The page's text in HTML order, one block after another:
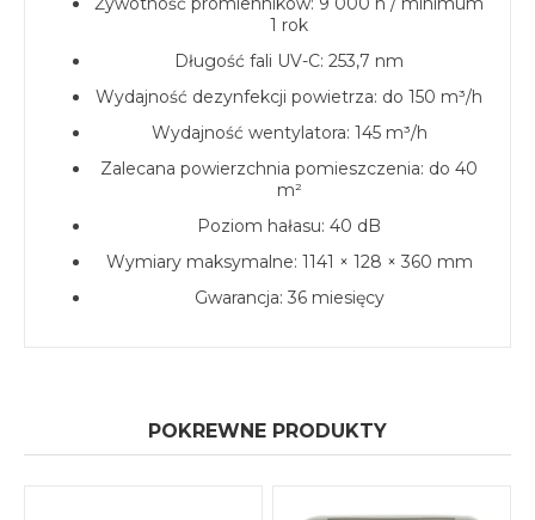
1 rok
Długość fali UV-C: 253,7 nm
Wydajność dezynfekcji powietrza: do 150 m³/h
Wydajność wentylatora: 145 m³/h
Zalecana powierzchnia pomieszczenia: do 40
m²
Poziom hałasu: 40 dB
Wymiary maksymalne: 1141 × 128 × 360 mm
Gwarancja: 36 miesięcy
POKREWNE PRODUKTY